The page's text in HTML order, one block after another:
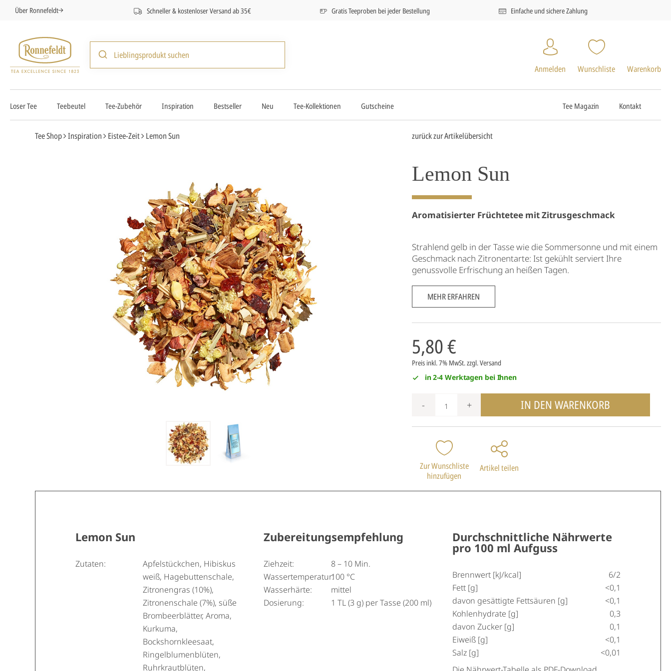
Über Ronnefeldt Schneller & kostenloser Versand ab 35€ Gratis Teeproben bei jeder Bestellung Einfache und sichere Zahlung
Anmelden Wunschliste Warenkorb
Loser Tee Teebeutel Tee-Zubehör Inspiration Bestseller Neu Tee-Kollektionen Gutscheine Tee Magazin Kontakt
Tee Shop Inspiration Eistee-Zeit Lemon Sun zurück zur Artikelübersicht
Lemon Sun
Aromatisierter Früchtetee mit Zitrusgeschmack
Strahlend gelb in der Tasse wie die Sommersonne und mit einem
Geschmack nach Zitronentarte: Ist gekühlt serviert Ihre
genussvolle Erfrischung an heißen Tagen.
MEHR ERFAHREN
5,80 €
Preis inkl. 7% MwSt.zzgl. Versand
in 2-4 Werktagen bei Ihnen
+
- IN DEN WARENKORB
Zur Wunschliste
hinzufügen
Artikel teilen
Lemon Sun
Zutaten:
Apfelstückchen, Hibiskus
weiß, Hagebuttenschale,
Zitronengras (10%),
Zitronenschale (7%), süße
Brombeerblätter, Aroma,
Kurkuma,
Bockshornkleesaat,
Ringelblumenblüten,
Ruhrkrautblüten,
Zubereitungsempfehlung
Ziehzeit:
8 – 10 Min.
Wassertemperatur:100 °C
Wasserhärte:
mittel
Dosierung:
1 TL (3 g) per Tasse (200 ml)
Durchschnittliche Nährwerte
pro 100 ml Aufguss
Brennwert [kJ/kcal]
6/2
Fett [g]
<0,1
davon gesättigte Fettsäuren [g]
<0,1
Kohlenhydrate [g]
0,3
davon Zucker [g]
0,1
Eiweiß [g]
<0,1
Salz [g]
<0,01